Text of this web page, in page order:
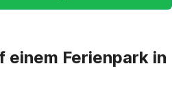
einem Ferienpark in